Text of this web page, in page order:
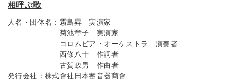
相呼ぶ歌
人名・団体名： 霧島昇 実演家
菊池章子 実演家
コロムビア・オーケストラ 演奏者
西條八十 作詞者
古賀政男 作曲者
発行会社： 株式會社日本蓄音器商會